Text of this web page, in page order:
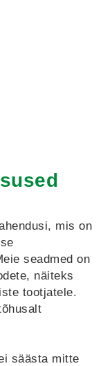
mis on
seadmed on
näiteks
tootjatele.
säästa mitte